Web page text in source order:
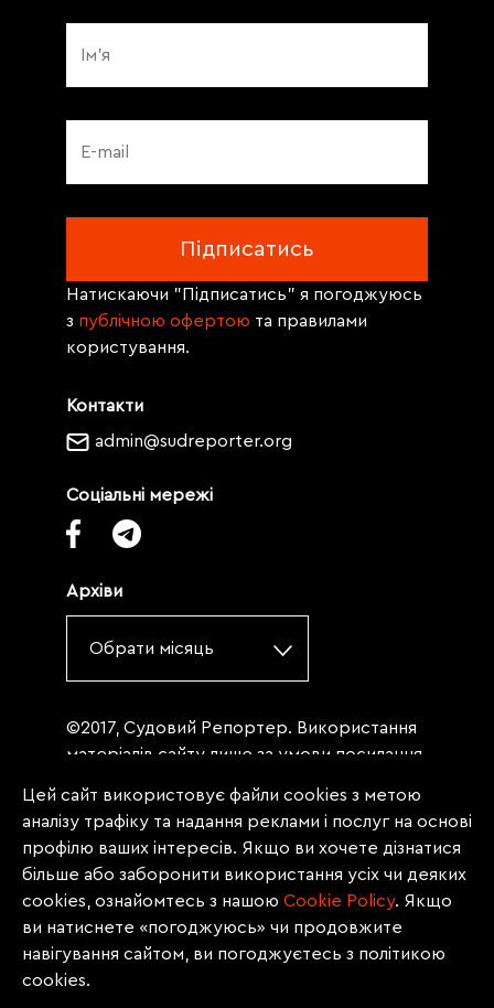
Контакти
admin@sudreporter.org
Соціальні мережі
Архіви
Обрати місяць
Натискаючи "Підписатись" я погоджуюсь
з публічною офертою та правилами
користування.
©2017, Судовий Репортер. Використання
матеріалів сайту лише за умови посилання
«Судовий репортер» не нижче третього
абзацу. Матеріали, щодо яких міститься
заборона на повну републікацію
(передрук, копіювання, відтворення або
інше використання), заборонено
передруковувати без згоди редакції.
Матеріали з позначкою PROMOTED, ЗА
Цей сайт використовує файли cookies з метою
аналізу трафіку та надання реклами і послуг на основі
профілю ваших інтересів. Якщо ви хочете дізнатися
більше або заборонити використання усіх чи деяких
cookies, ознайомтесь з нашою Сookie Policy. Якщо
ви натиснете «погоджуюсь» чи продовжите
навігування сайтом, ви погоджуєтесь з політикою
cookies.